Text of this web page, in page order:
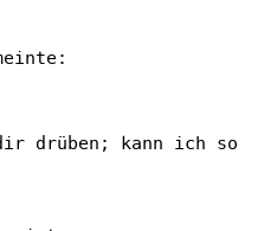
drüben; kann ich so